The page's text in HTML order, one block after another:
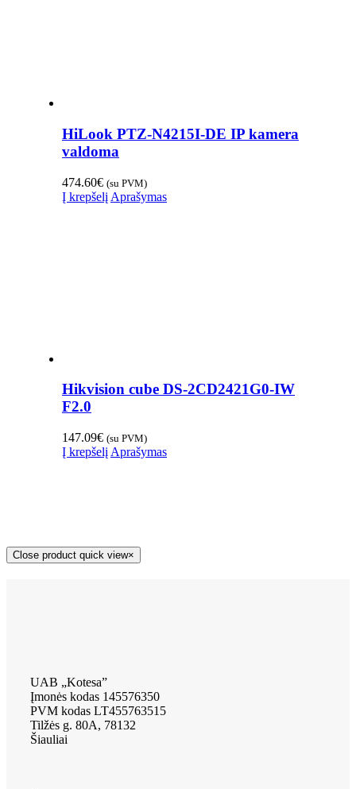
HiLook PTZ-N4215I-DE IP kamera
valdoma
474.60€ (su PVM)
Į krepšelį Aprašymas
Hikvision cube DS-2CD2421G0-IW
F2.0
147.09€ (su PVM)
Į krepšelį Aprašymas
Close product quick view×
UAB „Kotesa”
Įmonės kodas 145576350
PVM kodas LT455763515
Tilžės g. 80A, 78132
Šiauliai